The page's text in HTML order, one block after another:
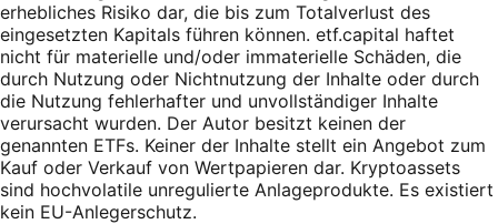
erhebliches Risiko dar, die bis zum Totalverlust des
eingesetzten Kapitals führen können. etf.capital haftet
nicht für materielle und/oder immaterielle Schäden, die
durch Nutzung oder Nichtnutzung der Inhalte oder durch
die Nutzung fehlerhafter und unvollständiger Inhalte
verursacht wurden. Der Autor besitzt keinen der
genannten ETFs. Keiner der Inhalte stellt ein Angebot zum
Kauf oder Verkauf von Wertpapieren dar. Kryptoassets
sind hochvolatile unregulierte Anlageprodukte. Es existiert
kein EU-Anlegerschutz.